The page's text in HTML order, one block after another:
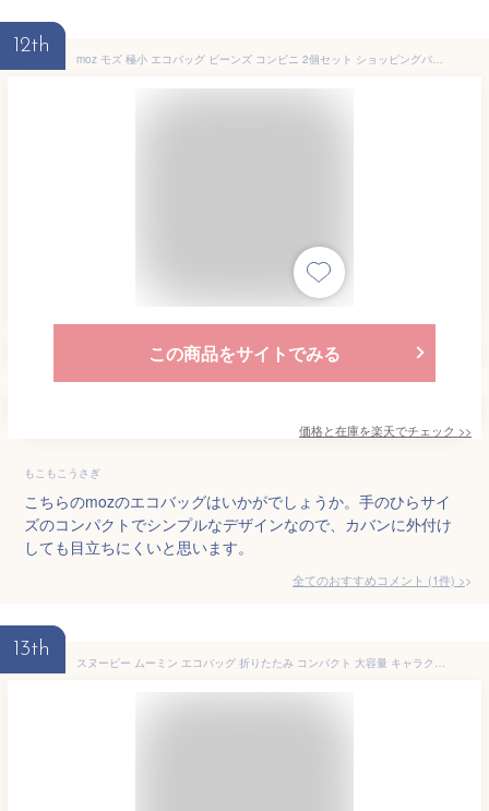
12th
moz モズ 極小 エコバッグ ビーンズ コンビニ 2個セット ショッピングバッグ カラビナ付き 買物袋 ランチ お弁当 シンプル おしゃれ 通勤 大容量 軽量 メンズ ギフト プレゼント バッグ かわいい Moz 北欧雑貨 エルク ヘラジカ
この商品をサイトでみる
価格と在庫を楽天でチェック >>
もこもこうさぎ
こちらのmozのエコバッグはいかがでしょうか。手のひらサイ
ズのコンパクトでシンプルなデザインなので、カバンに外付け
しても目立ちにくいと思います。
全てのおすすめコメント (1件) >
13th
スヌーピー ムーミン エコバッグ 折りたたみ コンパクト 大容量 キャラクター 軽量 おしゃれ 底マチ 肩掛け カラビナ付き かわいい レジ袋型 マチ広 マイバッグ サブバッグ ショッピングバッグ 買い物袋 ゴムバンド 折り畳み SNOOPY MOOMIN 便利 丈夫 持ち手 長い エコバック